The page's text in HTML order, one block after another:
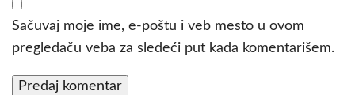
Sačuvaj moje ime, e-poštu i veb mesto u ovom
pregledaču veba za sledeći put kada komentarišem.